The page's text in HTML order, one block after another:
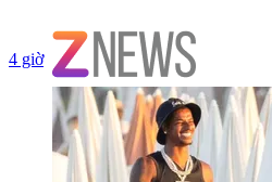
4 giờ